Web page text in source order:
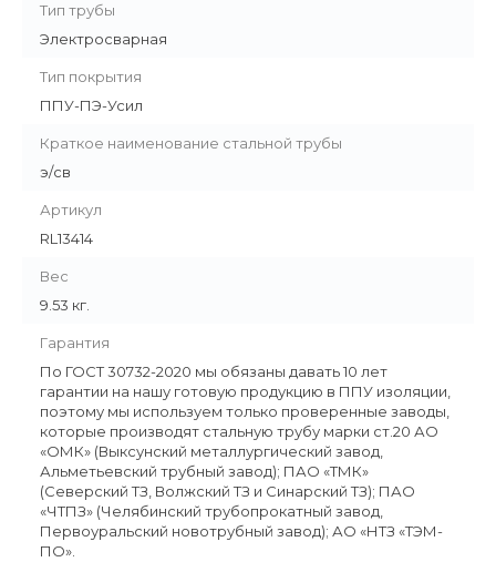
Тип трубы
Электросварная
Тип покрытия
ППУ-ПЭ-Усил
Краткое наименование стальной трубы
э/св
Артикул
RL13414
Вес
9.53 кг.
Гарантия
По ГОСТ 30732-2020 мы обязаны давать 10 лет
гарантии на нашу готовую продукцию в ППУ изоляции,
поэтому мы используем только проверенные заводы,
которые производят стальную трубу марки ст.20 АО
«ОМК» (Выксунский металлургический завод,
Альметьевский трубный завод); ПАО «ТМК»
(Северский ТЗ, Волжский ТЗ и Синарский ТЗ); ПАО
«ЧТПЗ» (Челябинский трубопрокатный завод,
Первоуральский новотрубный завод); АО «НТЗ «ТЭМ-
ПО».